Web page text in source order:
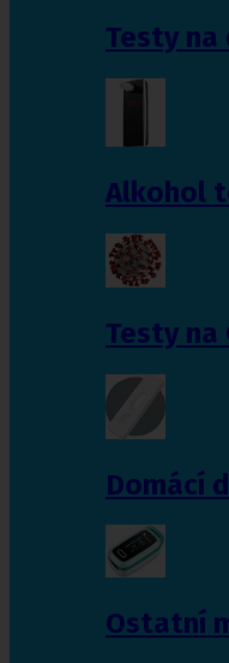
Testy na
Alkohol
Testy na
Domácí
Ostatní